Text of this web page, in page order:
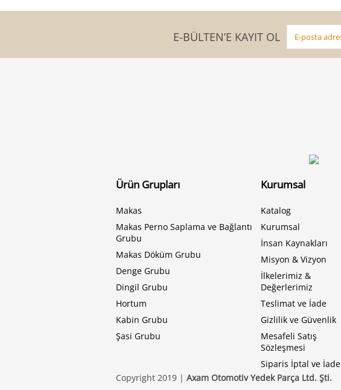
E-BÜLTEN’E KAYIT OL
Ürün Grupları
Makas
Makas Perno Saplama ve Bağlantı
Grubu
Makas Döküm Grubu
Denge Grubu
Dingil Grubu
Hortum
Kabin Grubu
Şasi Grubu
Kurumsal
Katalog
Kurumsal
İnsan Kaynakları
Misyon & Vizyon
İlkelerimiz &
Değerlerimiz
Teslimat ve İade
Gizlilik ve Güvenlik
Mesafeli Satış
Sözleşmesi
Siparis İptal ve İade
Copyright 2019 | Axam Otomotiv Yedek Parça Ltd. Şti.